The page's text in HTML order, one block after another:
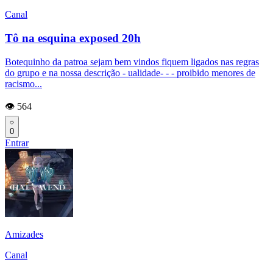
Canal
Tô na esquina exposed 20h
Botequinho da patroa sejam bem vindos fiquem ligados nas regras
do grupo e na nossa descrição - ualidade- - - proibido menores de
racismo...
👁️ 564
0
Entrar
Amizades
Canal